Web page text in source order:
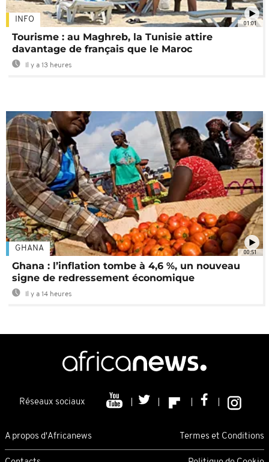
01:01
INFO
Tourisme : au Maghreb, la Tunisie attire
davantage de français que le Maroc
Il y a 13 heures
00:51
GHANA
Ghana : l’inflation tombe à 4,6 %, un nouveau
signe de redressement économique
Il y a 14 heures
Réseaux sociaux
A propos d'Africanews Termes et Conditions